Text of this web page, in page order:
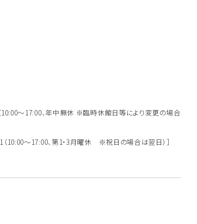
10:00～17:00、年中無休 ※臨時休館日等により変更の場合
（10:00～17:00、第1・3月曜休 ※祝日の場合は翌日）］